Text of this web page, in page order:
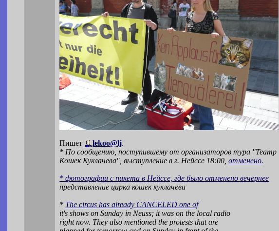
Пишет lekoo@lj.
* По сообщению, поступившему от организаторов тура "Театр
Кошек Куклачева", выступление в г. Нейссе 18:00,отменено.
* фотографии с пикета в Нейссе, где было отменено вечернее
представление цирка кошек куклачева
* The circus has already CANCELED one of
it's shows on Sunday in Neuss; it was on the local radio
right now. They also mentioned the protests that are